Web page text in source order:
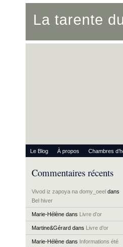
La tarente
Le Blog À propos Chambres
Commentaires récents
Vivod iz zapoya na domy_oeel dans
Bel hiver
Marie-Hélène dans Livre d’or
Martine&Gérard dans Livre d’or
Marie-Hélène dans Informations été